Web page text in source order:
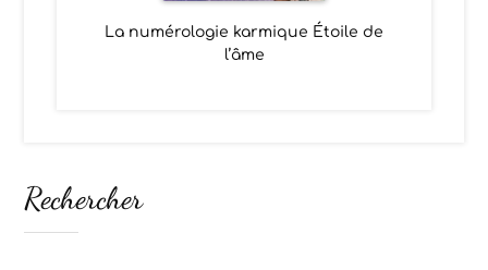
La numérologie karmique Étoile de
l’âme
Rechercher